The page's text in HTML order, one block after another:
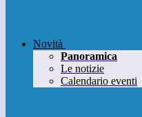
Novità
Panoramica
Le notizie
Calendario eventi